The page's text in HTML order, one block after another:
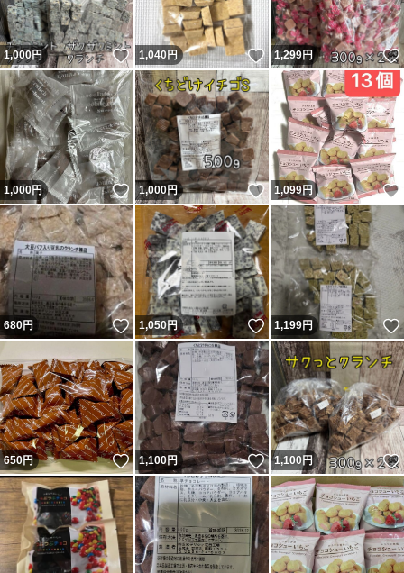
1,000円 いいね！
1,040 円 いいね！
1,299円
1,000円 いいね！
1,000円 いいね！
1,099円
680円 いいね！
1,050円 いいね！
1,199円
650円 いいね！
1,100円 いいね！
1,100円